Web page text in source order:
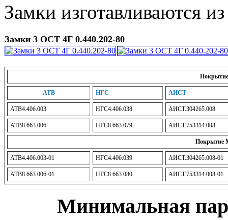
Замки изготавливаются
Замки 3 ОСТ 4Г 0.440.202-80
АТВ НГС АИСТ
АТВ4.406.003 НГС4.406.038 АИСТ.304265.008
АТВ8.663.006 НГС8.663.079 АИСТ.753314.008
Покрытие
АТВ4.406.003-01 НГС4.406.039 АИСТ.304265.008-01
АТВ8.663.006-01 НГС8.663.080 АИСТ.753314.008-01
Минимальная